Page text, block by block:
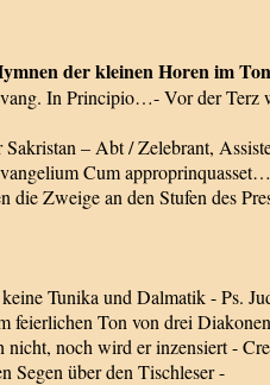
der kleinen Horen im
In Principio…- Vor der Terz
– Abt / Zelebrant,
Cum
Zweige an den Stufen des
Tunika und Dalmatik - Ps.
Ton von drei
noch wird er inzensiert -
Segen über den Tischleser -